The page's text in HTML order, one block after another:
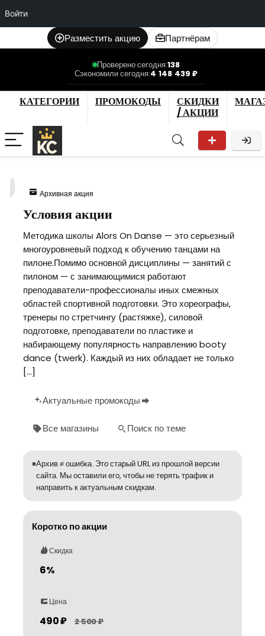
Войти
Разместить акцию Партнёрам
Проверено сегодня:138
Сэкономили сегодня:4 148 439 ₽
КАТЕГОРИИ ПРОМОКОДЫ
СКИДКИ
/ АКЦИИ
Архивная акция
Условия акции
Методика школы Alors On Danse — это серьезный
многоуровневый подход к обучению танцами на
пилоне.Помимо основной дисциплины — занятий с
пилоном — с занимающимися работают
преподаватели-профессионалы иных смежных
областей спортивной подготовки. Это хореографы,
тренеры по стретчингу (растяжке), силовой
подготовке, преподаватели по пластике и
набирающему популярность направлению booty
dance (twerk). Каждый из них обладает не только
[…]
Актуальные промокоды
Все магазины Поиск по теме
Архив ≠ ошибка. Это старый URL из прошлой версии
сайта. Мы оставили его, чтобы не терять трафик и
направить к актуальным скидкам.
Коротко по акции
Скидка
6%
Цена
490 ₽ 2 500 ₽